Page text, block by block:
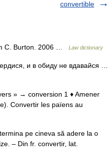
convertible
C. Burton. 2006 … Law dictionary
и в обиду не вдавайся …
» → conversion 1 ♦ Amener
Convertir les païens au
pe cineva să adere la o
– Din fr. convertir, lat.